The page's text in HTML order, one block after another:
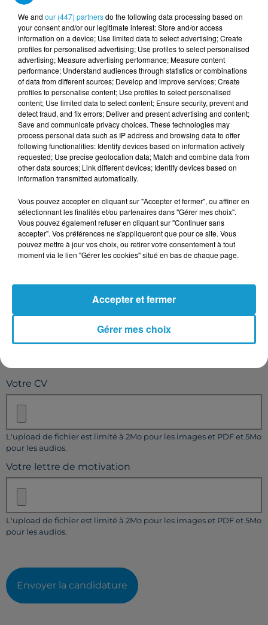
Votre nom*
Votre e-mail*
Votre n° de téléphone*
Taille maximum : 500 caractères
Votre CV
L'upload de fichier est limité à 2Mo pour les images et PDF et 5Mo
pour les audios.
Votre lettre de motivation
L'upload de fichier est limité à 2Mo pour les images et PDF et 5Mo
pour les audios.
Envoyer la candidature
We and our (447) partnersdo the following data processing based on
your consent and/or our legitimate interest: Store and/or access
information on a device; Use limited data to select advertising; Create
profiles for personalised advertising; Use profiles to select personalised
advertising; Measure advertising performance; Measure content
performance; Understand audiences through statistics or combinations
of data from different sources; Develop and improve services; Create
profiles to personalise content; Use profiles to select personalised
content; Use limited data to select content; Ensure security, prevent and
detect fraud, and fix errors; Deliver and present advertising and content;
Save and communicate privacy choices. These technologies may
process personal data such as IP address and browsing data to offer
following functionalities: Identify devices based on information actively
requested; Use precise geolocation data; Match and combine data from
other data sources; Link different devices; Identify devices based on
information transmitted automatically.
Vous pouvez accepter en cliquant sur "Accepter et fermer", ou affiner en
sélectionnant les finalités et/ou partenaires dans "Gérer mes choix".
Vous pouvez également refuser en cliquant sur "Continuer sans
accepter". Vos préférences ne s'appliqueront que pour ce site. Vous
pouvez mettre à jour vos choix, ou retirer votre consentement à tout
moment via le lien "Gérer les cookies" situé en bas de chaque page.
Gérer mes choix
Accepter et fermer